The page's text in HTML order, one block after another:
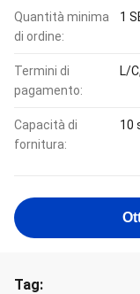
Quantità minima
di ordine:
1
Termini di
pagamento:
L/
Capacità di
fornitura:
10
Tag: